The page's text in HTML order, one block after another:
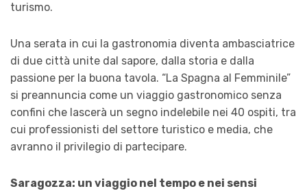
turismo.
Una serata in cui la gastronomia diventa ambasciatrice
di due città unite dal sapore, dalla storia e dalla
passione per la buona tavola. “La Spagna al Femminile”
si preannuncia come un viaggio gastronomico senza
confini che lascerà un segno indelebile nei 40 ospiti, tra
cui professionisti del settore turistico e media, che
avranno il privilegio di partecipare.
Saragozza: un viaggio nel tempo e nei sensi